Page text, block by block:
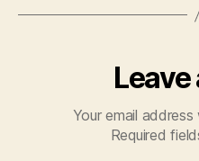
Leave
Your email
Required